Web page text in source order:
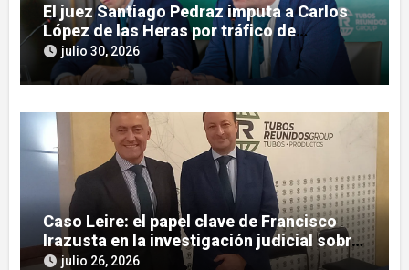
El juez Santiago Pedraz imputa a Carlos
López de las Heras por tráfico de
influencias en el caso Leire
julio 30, 2026
Caso Leire: el papel clave de Francisco
Irazusta en la investigación judicial sobre
Tubos Reunidos
julio 26, 2026